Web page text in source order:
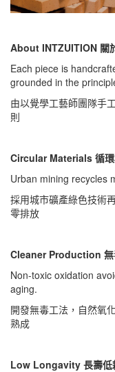
About INTZUITION 關
Each piece is
grounded in the
由以覺學工藝師團隊手
則
Circular Materials 循
Urban mining recycles
採用城市礦產綠色技術
零排放
Cleaner Production 無
Non-toxic oxidation
aging.
開發無毒工法，自然氧
熟成
Low Longavity 長壽低